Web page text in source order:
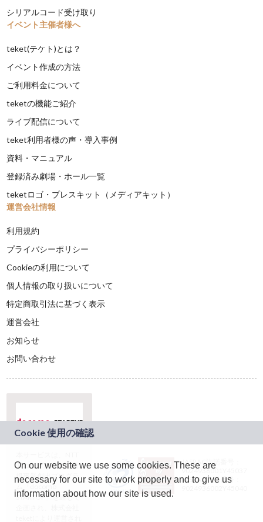
シリアルコード受け取り
イベント主催者様へ
teket(テケト)とは？
イベント作成の方法
ご利用料金について
teketの機能ご紹介
ライブ配信について
teket利用者様の声・導入事例
資料・マニュアル
登録済み劇場・ホール一覧
teketロゴ・プレスキット（メディアキット）
運営会社情報
利用規約
プライバシーポリシー
Cookieの利用について
個人情報の取り扱いについて
特定商取引法に基づく表示
運営会社
お知らせ
お問い合わせ
ドコモグループの新
規事業創出プログラ
ム「docomo
STARTUP」を通じて
JASRAC許諾番号：
9024936001Y45037
JASRAC許諾番号：
On our website we use some cookies. These are
necessary for our site to work properly and to give us
information about how our site is used.